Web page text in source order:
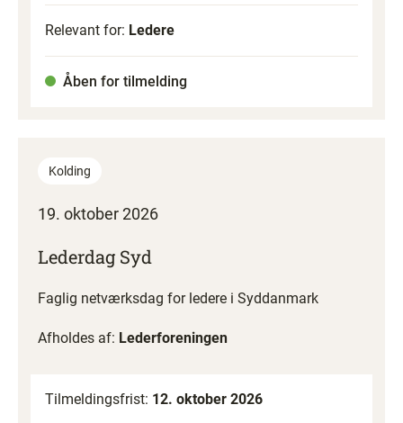
Relevant for: Ledere
Åben for tilmelding
Kolding
19. oktober 2026
Lederdag Syd
Faglig netværksdag for ledere i Syddanmark
Afholdes af: Lederforeningen
Tilmeldingsfrist: 12. oktober 2026